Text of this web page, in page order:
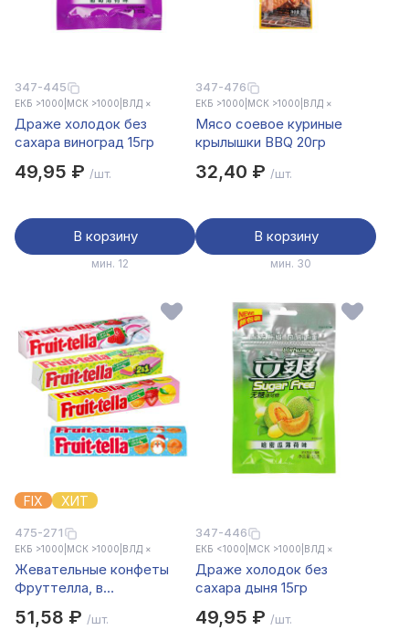
347-445
ЕКБ >1000 МСК >1000 ВЛД ×
Драже холодок без
сахара виноград 15гр
49,95 ₽ /шт.
В корзину
мин. 12
347-476
ЕКБ >1000 МСК >1000 ВЛД ×
Мясо соевое куриные
крылышки BBQ 20гр
32,40 ₽ /шт.
В корзину
мин. 30
FIX ХИТ
475-271
ЕКБ >1000 МСК >1000 ВЛД ×
Жевательные конфеты
Фруттелла, в
51,58 ₽ /шт.
347-446
ЕКБ <1000 МСК >1000 ВЛД ×
Драже холодок без
сахара дыня 15гр
49,95 ₽ /шт.